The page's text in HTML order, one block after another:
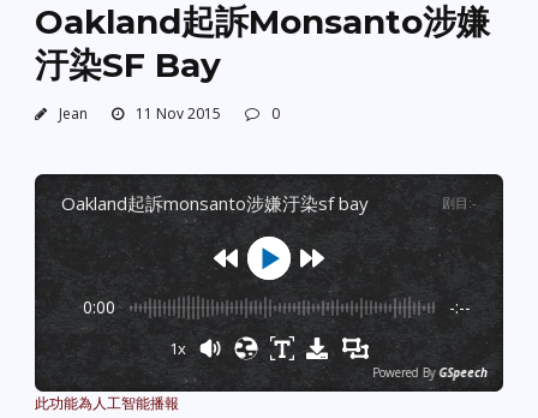
Oakland起訴Monsanto涉嫌
汙染SF Bay
Jean 11 Nov 2015 0
oakland起訴monsanto涉嫌汙染sf bay 剧目 :-
0:00 -:--
1x
Powered By GSpeech